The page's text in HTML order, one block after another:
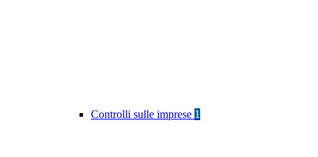
Controlli sulle imprese 1